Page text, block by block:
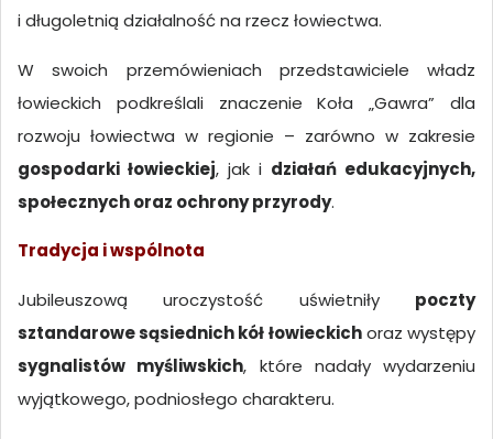
i długoletnią działalność na rzecz łowiectwa.
W swoich przemówieniach przedstawiciele władz
łowieckich podkreślali znaczenie Koła „Gawra” dla
rozwoju łowiectwa w regionie – zarówno w zakresie
gospodarki łowieckiej, jak i działań edukacyjnych,
społecznych oraz ochrony przyrody.
Tradycja i wspólnota
Jubileuszową uroczystość uświetniły poczty
sztandarowe sąsiednich kół łowieckichoraz występy
sygnalistów myśliwskich, które nadały wydarzeniu
wyjątkowego, podniosłego charakteru.